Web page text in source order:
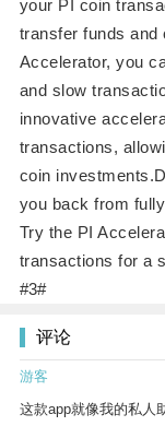
your PI coin
transfer funds and
Accelerator, you
and slow
innovative
transactions,
coin
you back from
Try the PI
transactions for a
#3#
评论
游客
这款app就像我的私人